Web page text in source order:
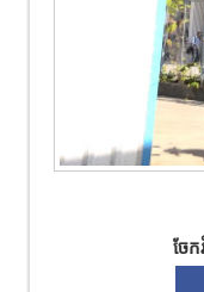
ចែ